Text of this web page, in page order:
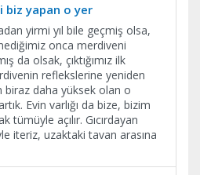
biz yapan o yer
yirmi yıl bile geçmiş olsa,
onca merdiveni
da olsak, çıktığımız ilk
reflekslerine yeniden
daha yüksek olan o
Evin varlığı da bize, bizim
tümüyle açılır. Gıcırdayan
iteriz, uzaktaki tavan arasına